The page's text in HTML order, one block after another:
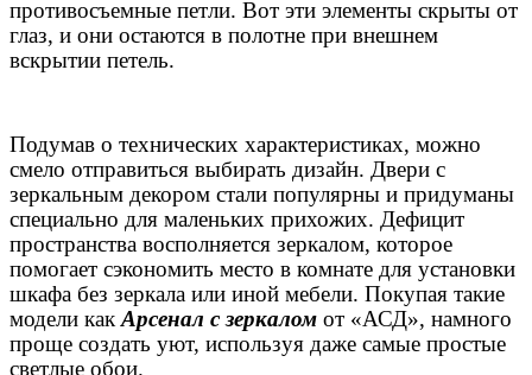
противосъемные петли. Вот эти элементы скрыты от
глаз, и они остаются в полотне при внешнем
вскрытии петель.
Подумав о технических характеристиках, можно
смело отправиться выбирать дизайн. Двери с
зеркальным декором стали популярны и придуманы
специально для маленьких прихожих. Дефицит
пространства восполняется зеркалом, которое
помогает сэкономить место в комнате для установки
шкафа без зеркала или иной мебели. Покупая такие
модели как Арсенал с зеркалом от «АСД», намного
проще создать уют, используя даже самые простые
светлые обои.